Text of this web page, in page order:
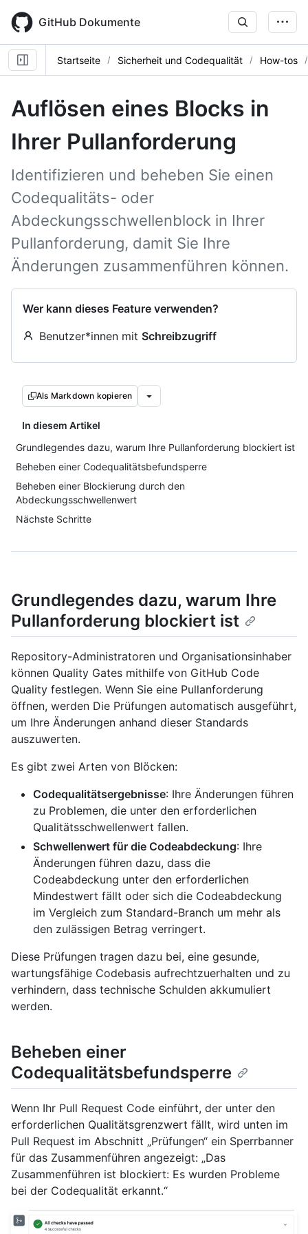
main
content
GitHub Dokumente
Startseite Sicherheit und Codequalität How-tos
Auflösen eines Blocks in
Ihrer Pullanforderung
Identifizieren und beheben Sie einen
Codequalitäts- oder
Abdeckungsschwellenblock in Ihrer
Pullanforderung, damit Sie Ihre
Änderungen zusammenführen können.
Wer kann dieses Feature verwenden?
Benutzer*innen mit Schreibzugriff
Als Markdown kopieren
In diesem Artikel
Grundlegendes dazu, warum Ihre Pullanforderung blockiert ist
Beheben einer Codequalitätsbefundsperre
Beheben einer Blockierung durch den
Abdeckungsschwellenwert
Nächste Schritte
Grundlegendes dazu, warum Ihre
Pullanforderung blockiert ist
Repository-Administratoren und Organisationsinhaber
können Quality Gates mithilfe von GitHub Code
Quality festlegen. Wenn Sie eine Pullanforderung
öffnen, werden Die Prüfungen automatisch ausgeführt,
um Ihre Änderungen anhand dieser Standards
auszuwerten.
Es gibt zwei Arten von Blöcken:
Codequalitätsergebnisse: Ihre Änderungen führen
zu Problemen, die unter den erforderlichen
Qualitätsschwellenwert fallen.
Schwellenwert für die Codeabdeckung: Ihre
Änderungen führen dazu, dass die
Codeabdeckung unter den erforderlichen
Mindestwert fällt oder sich die Codeabdeckung
im Vergleich zum Standard-Branch um mehr als
den zulässigen Betrag verringert.
Diese Prüfungen tragen dazu bei, eine gesunde,
wartungsfähige Codebasis aufrechtzuerhalten und zu
verhindern, dass technische Schulden akkumuliert
werden.
Beheben einer
Codequalitätsbefundsperre
Wenn Ihr Pull Request Code einführt, der unter den
erforderlichen Qualitätsgrenzwert fällt, wird unten im
Pull Request im Abschnitt „Prüfungen“ ein Sperrbanner
für das Zusammenführen angezeigt: „Das
Zusammenführen ist blockiert: Es wurden Probleme
bei der Codequalität erkannt.“